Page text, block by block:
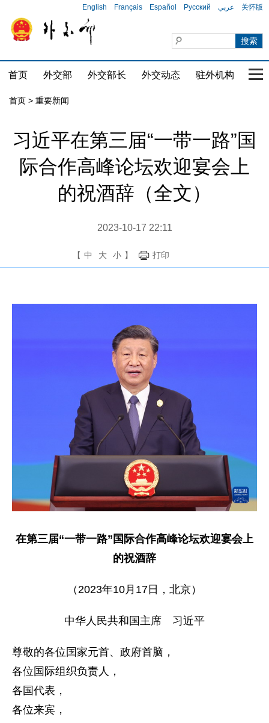
English Français Español Русский عربي 关怀版
首页 外交部 外交部长 外交动态 驻外机构 国
首页 > 重要新闻
习近平在第三届“一带一路”国
际合作高峰论坛欢迎宴会上
的祝酒辞（全文）
2023-10-17 22:11
【 中 大 小 】 打印
在第三届“一带一路”国际合作高峰论坛欢迎宴会上
的祝酒辞
（2023年10月17日，北京）
中华人民共和国主席 习近平
尊敬的各位国家元首、政府首脑，
各位国际组织负责人，
各国代表，
各位来宾，